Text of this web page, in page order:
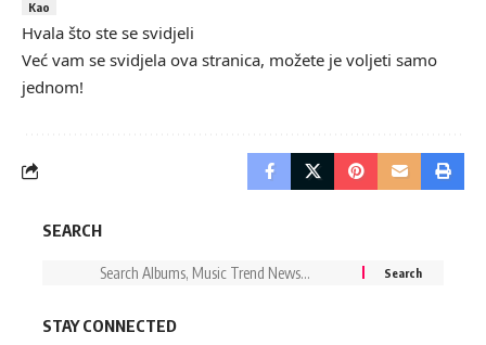
Kao
Hvala što ste se svidjeli
Već vam se svidjela ova stranica, možete je voljeti samo
jednom!
SEARCH
STAY CONNECTED